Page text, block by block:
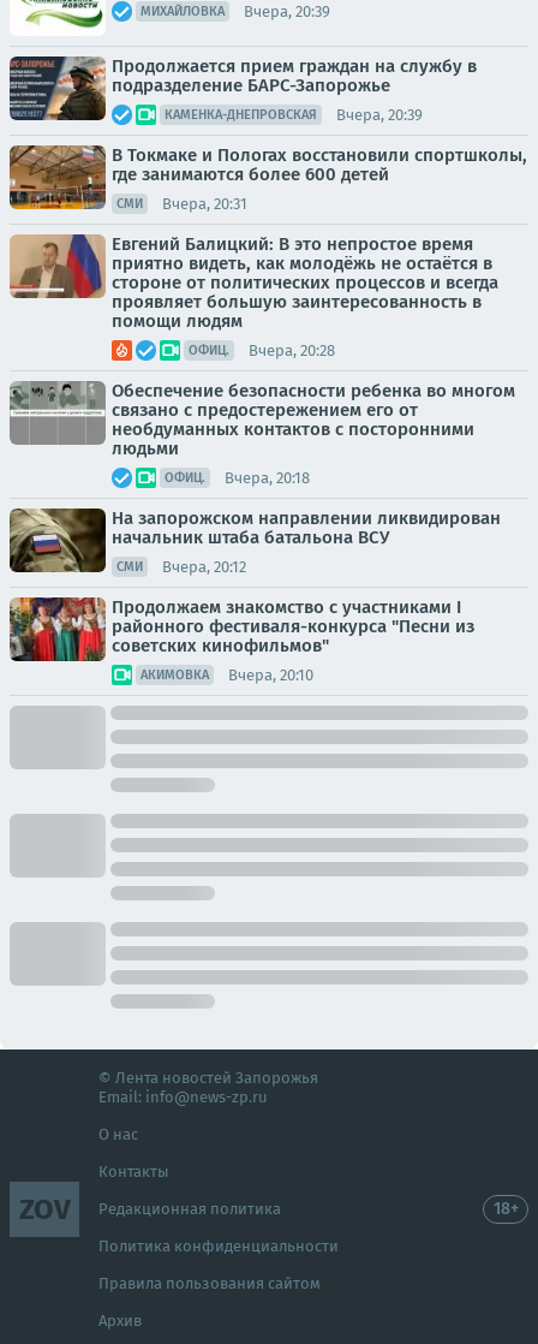
МИХАЙЛОВКА Вчера, 20:39
Продолжается прием граждан на службу в
подразделение БАРС-Запорожье
КАМЕНКА-ДНЕПРОВСКАЯ Вчера, 20:39
В Токмаке и Пологах восстановили спортшколы,
где занимаются более 600 детей
СМИ Вчера, 20:31
Евгений Балицкий: В это непростое время
приятно видеть, как молодёжь не остаётся в
стороне от политических процессов и всегда
проявляет большую заинтересованность в
помощи людям
ОФИЦ. Вчера, 20:28
Обеспечение безопасности ребенка во многом
связано с предостережением его от
необдуманных контактов с посторонними
людьми
ОФИЦ. Вчера, 20:18
На запорожском направлении ликвидирован
начальник штаба батальона ВСУ
СМИ Вчера, 20:12
Продолжаем знакомство с участниками I
районного фестиваля-конкурса "Песни из
советских кинофильмов"
АКИМОВКА Вчера, 20:10
ZOV
© Лента новостей Запорожья
Email: info@news-zp.ru
О нас
Контакты
Редакционная политика
Политика конфиденциальности
Правила пользования сайтом
Архив
18+